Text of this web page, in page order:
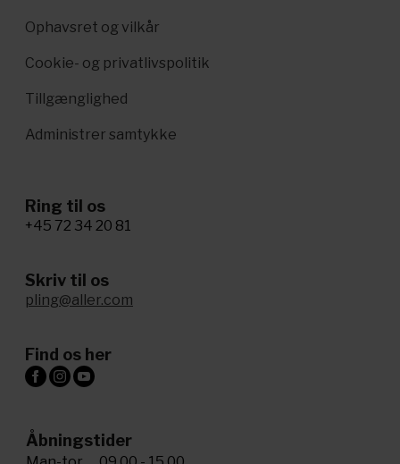
Ophavsret og vilkår
Cookie- og privatlivspolitik
Tillgænglighed
Administrer samtykke
Ring til os
+45 72 34 20 81
Skriv til os
pling@aller.com
Find os her
Åbningstider